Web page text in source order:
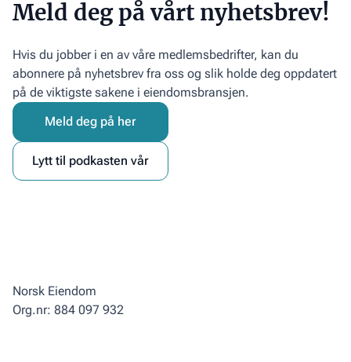
Meld deg på vårt nyhetsbrev!
Hvis du jobber i en av våre medlemsbedrifter, kan du
abonnere på nyhetsbrev fra oss og slik holde deg oppdatert
på de viktigste sakene i eiendomsbransjen.
Meld deg på her
Lytt til podkasten vår
Norsk Eiendom
Org.nr: 884 097 932